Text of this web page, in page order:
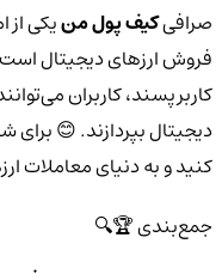
صرافیکیف پول منیکی از
کاربرپسند، کاربران
دیجیتال بپردازند. 😊 برای
کنید و به دنیای معاملات
جمع‌بندی 🏆🔍